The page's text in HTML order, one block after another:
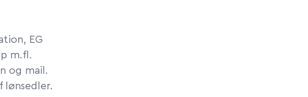
EG
m.fl .
og mail.
lønsedler.